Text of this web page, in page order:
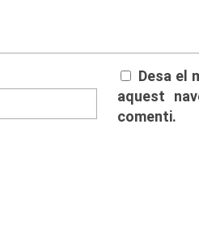
Desa el
aquest
comenti.